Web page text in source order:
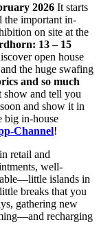
2026 It starts
the important in-
on site at the
13 – 15
open house
the huge swafing
and so much
show and tell you
and show it in
in-house
Channel!
retail and
well-
islands in
breaks that you
gathering new
recharging